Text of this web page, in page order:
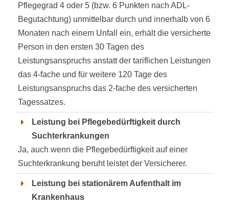
Pflegegrad 4 oder 5 (bzw. 6 Punkten nach ADL-
Begutachtung) unmittelbar durch und innerhalb von 6
Monaten nach einem Unfall ein, erhält die versicherte
Person in den ersten 30 Tagen des
Leistungsanspruchs anstatt der tariflichen Leistungen
das 4-fache und für weitere 120 Tage des
Leistungsanspruchs das 2-fache des versicherten
Tagessatzes.
Leistung bei Pflegebedürftigkeit durch
Suchterkrankungen
Ja, auch wenn die Pflegebedürftigkeit auf einer
Suchterkrankung beruht leistet der Versicherer.
Leistung bei stationärem Aufenthalt im
Krankenhaus